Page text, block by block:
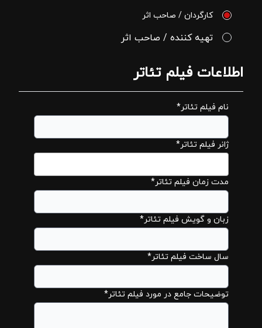
کارگردان / صاحب اثر
تهیه کننده / صاحب اثر
اطلاعات فیلم تئاتر
نام فیلم تئاتر*
ژانر فیلم تئاتر*
مدت زمان فیلم تئاتر*
زبان و گویش فیلم تئاتر*
سال ساخت فیلم تئاتر*
توضیحات جامع در مورد فیلم تئاتر*